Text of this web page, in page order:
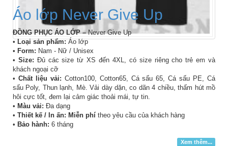
Áo lớp Never Give Up
ĐỒNG PHỤC ÁO LỚP –Never Give Up
•Loại sản phẩm:Áo lớp
• Form: Nam - Nữ / Unisex
• Size: Đủ các size từ XS đến 4XL, có size riêng cho trẻ em và
khách ngoại cỡ
• Chất liệu vải: Cotton100, Cotton65, Cá sấu 65, Cá sấu PE, Cá
sấu Poly, Thun lạnh, Mè. Vải dày dặn, co dãn 4 chiều, thấm hút mồ
hôi cực tốt, đem lại cảm giác thoải mái, tự tin.
• Màu vải: Đa dạng
• Thiết kế / In ấn: Miễn phí theo yêu cầu của khách hàng
• Bảo hành: 6 tháng
Xem thêm...